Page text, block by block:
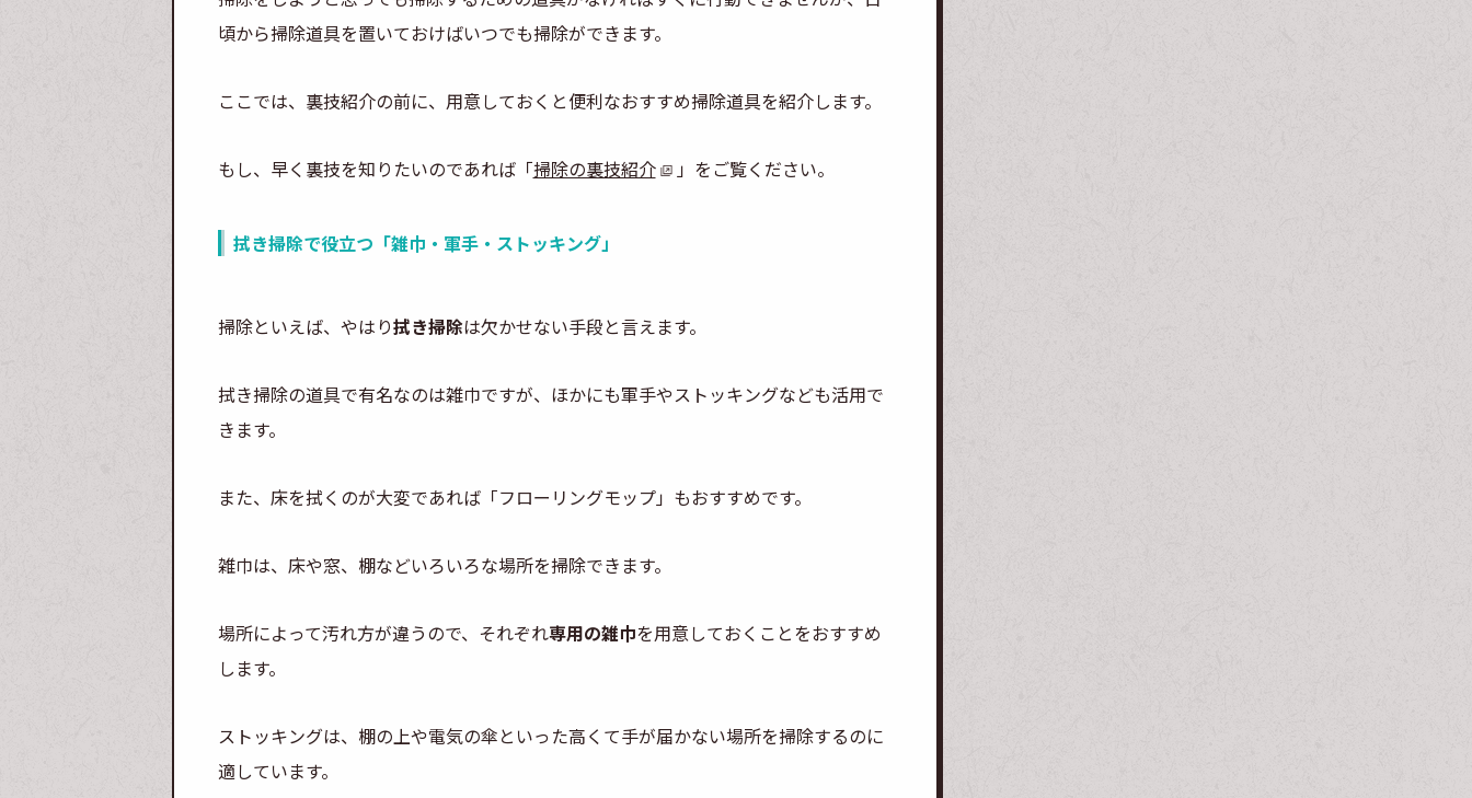
頃から掃除道具を置いておけばいつでも掃除ができます。
ここでは、裏技紹介の前に、用意しておくと便利なおすすめ掃除道具を紹介します。
もし、早く裏技を知りたいのであれば「掃除の裏技紹介 」をご覧ください。
拭き掃除で役立つ「雑巾・軍手・ストッキング」
掃除といえば、やはり拭き掃除は欠かせない手段と言えます。
拭き掃除の道具で有名なのは雑巾ですが、ほかにも軍手やストッキングなども活用で
きます。
また、床を拭くのが大変であれば「フローリングモップ」もおすすめです。
雑巾は、床や窓、棚などいろいろな場所を掃除できます。
場所によって汚れ方が違うので、それぞれ専用の雑巾を用意しておくことをおすすめ
します。
ストッキングは、棚の上や電気の傘といった高くて手が届かない場所を掃除するのに
適しています。